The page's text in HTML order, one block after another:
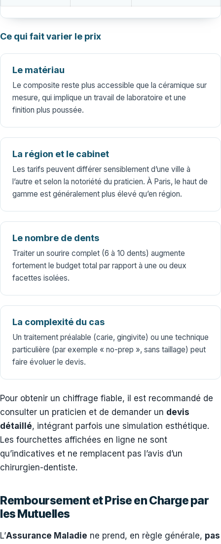
Ce qui fait varier le prix
Le matériau
Le composite reste plus accessible que la céramique sur
mesure, qui implique un travail de laboratoire et une
finition plus poussée.
La région et le cabinet
Les tarifs peuvent différer sensiblement d’une ville à
l’autre et selon la notoriété du praticien. À Paris, le haut de
gamme est généralement plus élevé qu’en région.
Le nombre de dents
Traiter un sourire complet (6 à 10 dents) augmente
fortement le budget total par rapport à une ou deux
facettes isolées.
La complexité du cas
Un traitement préalable (carie, gingivite) ou une technique
particulière (par exemple « no-prep », sans taillage) peut
faire évoluer le devis.
Pour obtenir un chiffrage fiable, il est recommandé de
consulter un praticien et de demander un devis
détaillé, intégrant parfois une simulation esthétique.
Les fourchettes affichées en ligne ne sont
qu’indicatives et ne remplacent pas l’avis d’un
chirurgien-dentiste.
Remboursement et Prise en Charge par
les Mutuelles
L’Assurance Maladie ne prend, en règle générale, pas